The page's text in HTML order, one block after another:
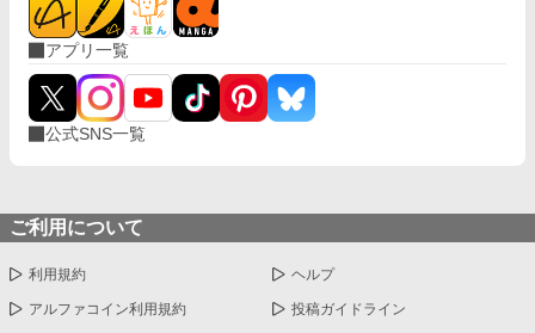
アプリ一覧
公式SNS一覧
ご利用について
利用規約 ヘルプ
アルファコイン利用規約 投稿ガイドライン